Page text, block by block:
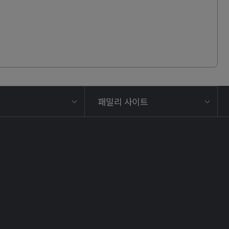
패밀리 사이트